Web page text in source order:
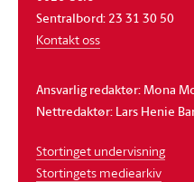
Sentralbord: 23 31 30 50
Kontakt oss
Ansvarlig redaktør: Mona
Nettredaktør: Lars Henie
Stortinget undervisning
Stortingets mediearkiv